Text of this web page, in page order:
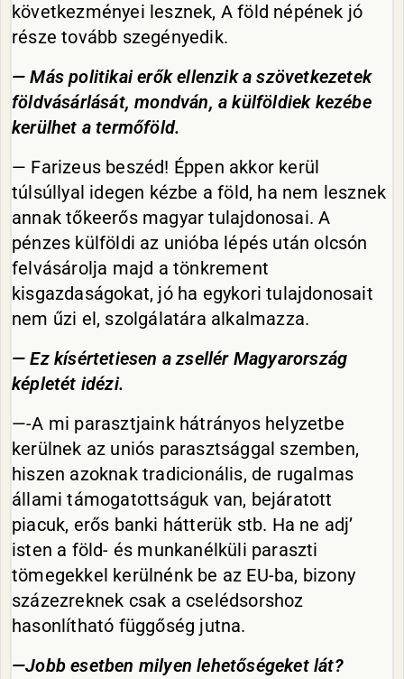
következményei lesznek, A föld népének jó
része tovább szegényedik.
— Más politikai erők ellenzik a szövetkezetek
földvásárlását, mondván, a külföldiek kezébe
kerülhet a termőföld.
— Farizeus beszéd! Éppen akkor kerül
túlsúllyal idegen kézbe a föld, ha nem lesznek
annak tőkeerős magyar tulajdonosai. A
pénzes külföldi az unióba lépés után olcsón
felvásárolja majd a tönkrement
kisgazdaságokat, jó ha egykori tulajdonosait
nem űzi el, szolgálatára alkalmazza.
— Ez kísértetiesen a zsellér Magyarország
képletét idézi.
—-A mi parasztjaink hátrányos helyzetbe
kerülnek az uniós parasztsággal szemben,
hiszen azoknak tradicionális, de rugalmas
állami támogatottságuk van, bejáratott
piacuk, erős banki hátterük stb. Ha ne adj’
isten a föld- és munkanélküli paraszti
tömegekkel kerülnénk be az EU-ba, bizony
százezreknek csak a cselédsorshoz
hasonlítható függőség jutna.
—Jobb esetben milyen lehetőségeket lát?